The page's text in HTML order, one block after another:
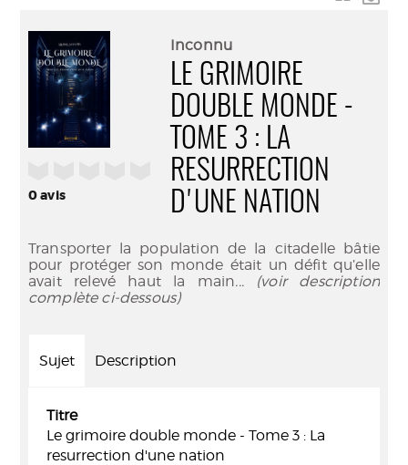
0avis
Inconnu
LE GRIMOIRE
DOUBLE MONDE -
TOME 3 : LA
RESURRECTION
D'UNE NATION
Transporter la population de la citadelle bâtie
pour protéger son monde était un défit qu’elle
avait relevé haut la main... (voir description
complète ci-dessous)
Sujet Description
Titre
Le grimoire double monde - Tome 3 : La
resurrection d'une nation